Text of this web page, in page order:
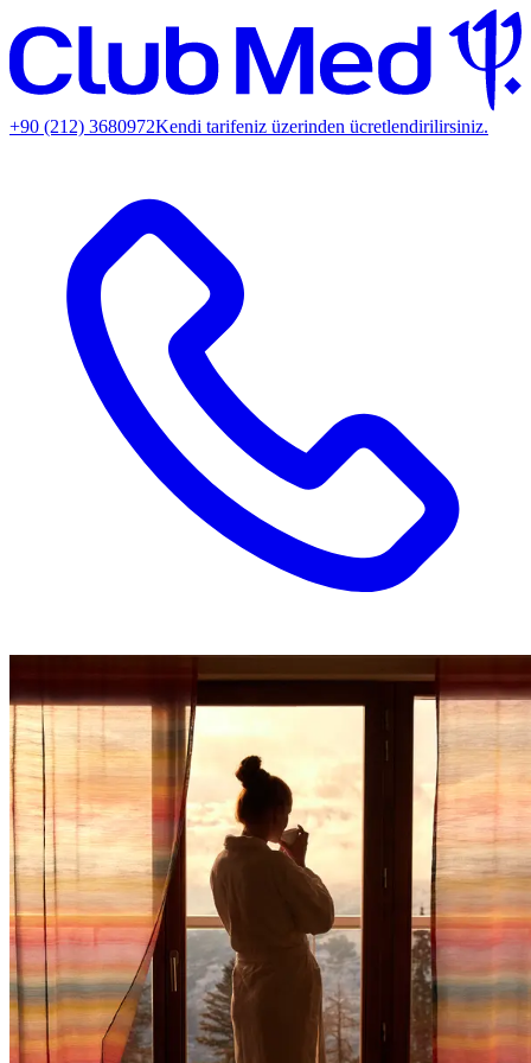
+90 (212) 3680972Kendi tarifeniz üzerinden ücretlendirilirsiniz.